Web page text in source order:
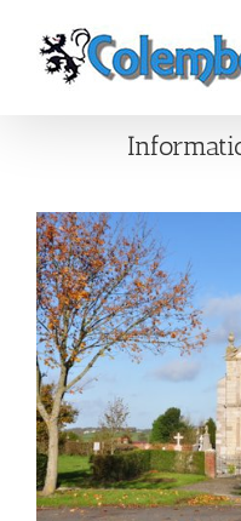
contenu